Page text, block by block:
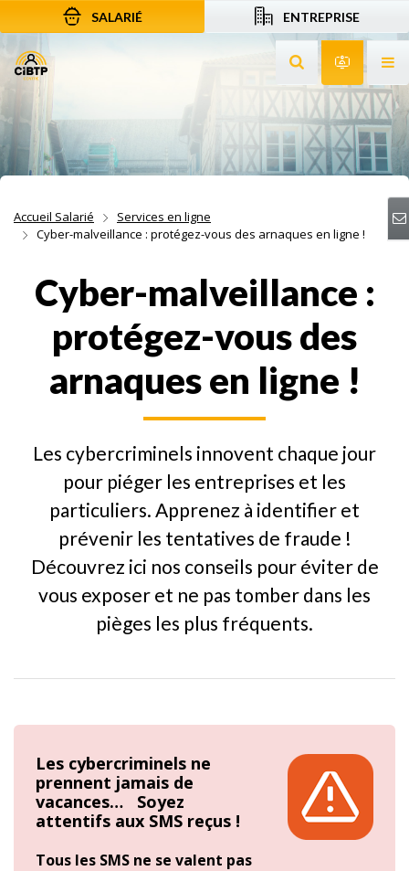
Aller au contenu
Aller à la recherche
Aller à la navigation
SALARIÉ ENTREPRISE
Rechercher sur
Accueil Salarié
Services en ligne
Cyber-malveillance : protégez-vous des arnaques en ligne !
Cyber-malveillance :
protégez-vous des
arnaques en ligne !
Les cybercriminels innovent chaque jour
pour piéger les entreprises et les
particuliers. Apprenez à identifier et
prévenir les tentatives de fraude !
Découvrez ici nos conseils pour éviter de
vous exposer et ne pas tomber dans les
pièges les plus fréquents.
Les cybercriminels ne
prennent jamais de
vacances… Soyez
attentifs aux SMS reçus !
Tous les SMS ne se valent pas